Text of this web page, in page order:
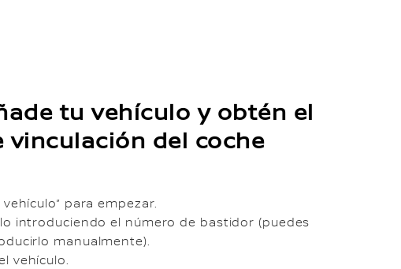
tu vehículo y obtén el
vinculación del coche
vehículo” para empezar.
introduciendo el número de bastidor (puedes
manualmente).
vehículo.